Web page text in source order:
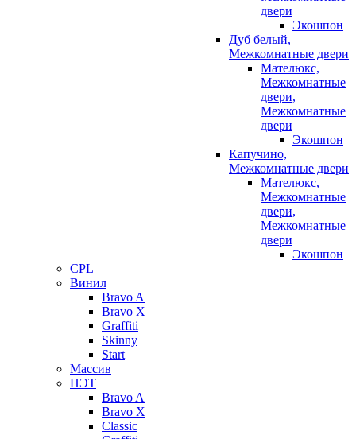
двери
Экошпон
Дуб белый,
Межкомнатные двери
Мателюкс,
Межкомнатные
двери,
Межкомнатные
двери
Экошпон
Капучино,
Межкомнатные двери
Мателюкс,
Межкомнатные
двери,
Межкомнатные
двери
Экошпон
CPL
Винил
Bravo A
Bravo X
Graffiti
Skinny
Start
Массив
ПЭТ
Bravo A
Bravo X
Classic